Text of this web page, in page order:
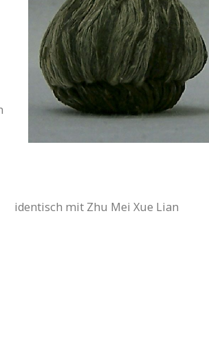
identisch mit Zhu Mei Xue Lian